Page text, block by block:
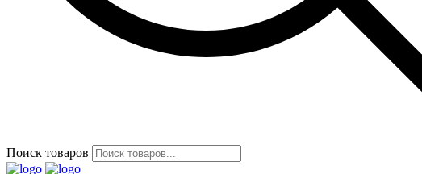
Поиск товаров